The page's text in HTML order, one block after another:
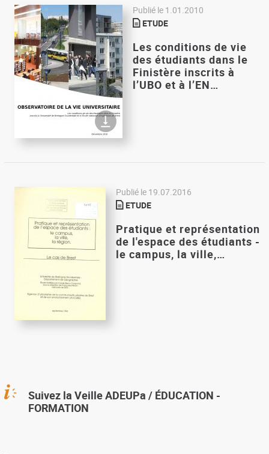
Publié le 1.01.2010
ETUDE
Les conditions de vie
des étudiants dans le
Finistère inscrits à
l’UBO et à l’EN…
Publié le 19.07.2016
ETUDE
Pratique et représentation
de l'espace des étudiants -
le campus, la ville,…
Suivez la Veille ADEUPa / ÉDUCATION -
FORMATION